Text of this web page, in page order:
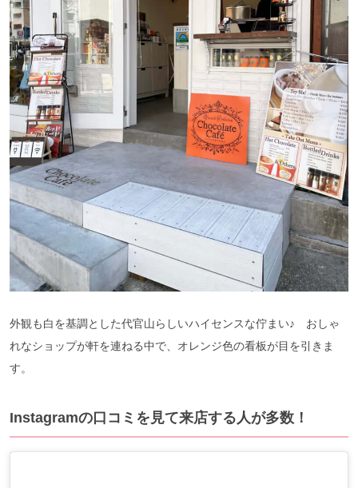
外観も白を基調とした代官山らしいハイセンスな佇まい♪ おしゃ
れなショップが軒を連ねる中で、オレンジ色の看板が目を引きま
す。
Instagramの口コミを見て来店する人が多数！